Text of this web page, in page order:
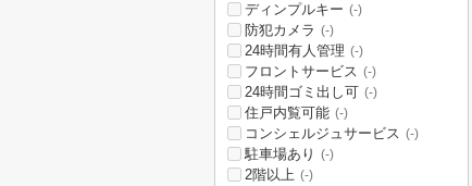
ディンプルキー (-)
防犯カメラ (-)
24時間有人管理 (-)
フロントサービス (-)
24時間ゴミ出し可 (-)
住戸内覧可能 (-)
コンシェルジュサービス (-)
駐車場あり (-)
2階以上 (-)